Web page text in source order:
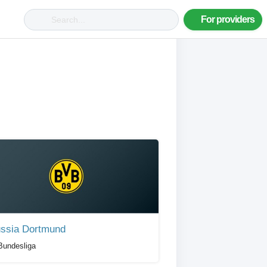
For providers
Dortmund